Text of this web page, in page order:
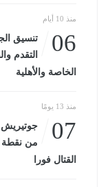
منذ 10 أيام
06
التقدم
الخاصة والأهلية
منذ 13 يومًا
07
من نقطة
القتال فورا